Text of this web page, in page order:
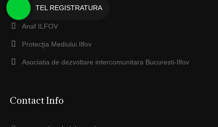
EcoSal Serv Dobroesti
Anaf ILFOV
Protecţia Mediului Ilfov
Asociatia de dezvoltare intercomunitara Bucuresti-Ilfov
Contact Info
TEL REGISTRATURA